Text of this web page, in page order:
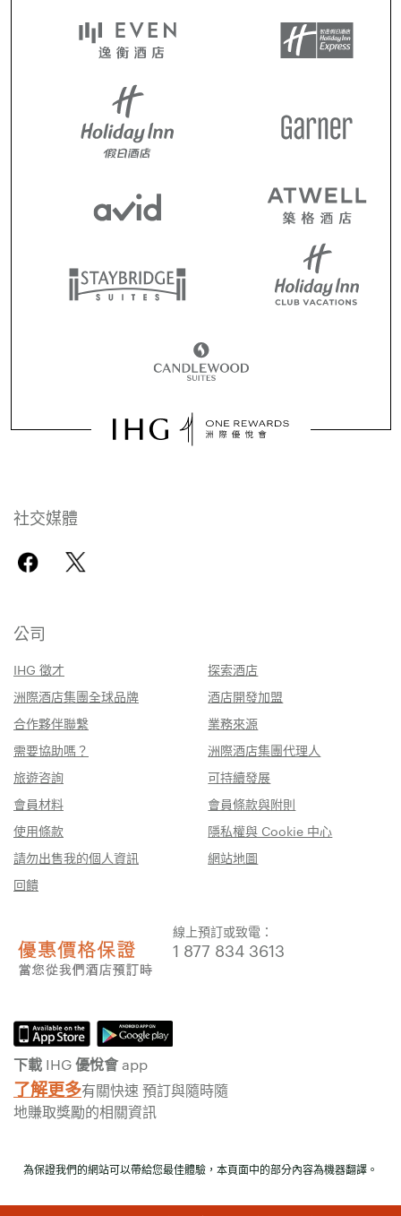
社交媒體
公司
IHG 徵才
探索酒店
洲際酒店集團全球品牌
酒店開發加盟
合作夥伴聯繫
業務來源
需要協助嗎？
洲際酒店集團代理人
旅遊咨詢
可持續發展
會員材料
會員條款與附則
使用條款
隱私權與 Cookie 中心
請勿出售我的個人資訊
網站地圖
回饋
線上預訂或致電：
1 877 834 3613
下載 IHG 優悅會 app
了解更多有關快速 預訂與隨時隨
地賺取獎勵的相關資訊
為保證我們的網站可以帶給您最佳體驗，本頁面中的部分內容為機器翻譯。